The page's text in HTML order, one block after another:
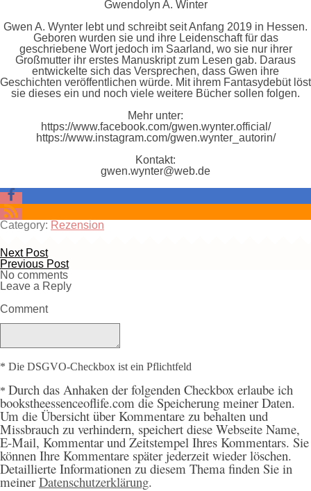
Gwendolyn A. Winter
Gwen A. Wynter lebt und schreibt seit Anfang 2019 in Hessen.
Geboren wurden sie und ihre Leidenschaft für das
geschriebene Wort jedoch im Saarland, wo sie nur ihrer
Großmutter ihr erstes Manuskript zum Lesen gab. Daraus
entwickelte sich das Versprechen, dass Gwen ihre
Geschichten veröffentlichen würde. Mit ihrem Fantasydebüt löst
sie dieses ein und noch viele weitere Bücher sollen folgen.
Mehr unter:
https://www.facebook.com/gwen.wynter.official/
https://www.instagram.com/gwen.wynter_autorin/
Kontakt:
gwen.wynter@web.de
Category: Rezension
Next Post
Previous Post
No comments
Leave a Reply
Comment
* Die DSGVO-Checkbox ist ein Pflichtfeld
* Durch das Anhaken der folgenden Checkbox erlaube ich
bookstheessenceoflife.com die Speicherung meiner Daten.
Um die Übersicht über Kommentare zu behalten und
Missbrauch zu verhindern, speichert diese Webseite Name,
E-Mail, Kommentar und Zeitstempel Ihres Kommentars. Sie
können Ihre Kommentare später jederzeit wieder löschen.
Detaillierte Informationen zu diesem Thema finden Sie in
meiner Datenschutzerklärung.